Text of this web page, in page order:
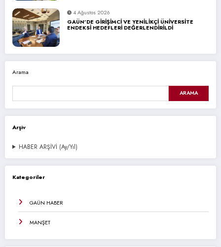
4 Ağustos 2026
GAÜN’DE GİRİŞİMCİ VE YENİLİKÇİ ÜNİVERSİTE
ENDEKSİ HEDEFLERİ DEĞERLENDİRİLDİ
Arama
ARAMA
Arşiv
HABER ARŞİVİ (Ay/Yıl)
Kategoriler
GAÜN HABER
MANŞET